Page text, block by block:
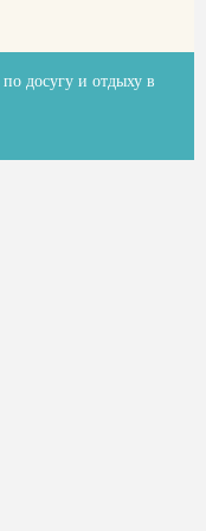
досугу и отдыху в